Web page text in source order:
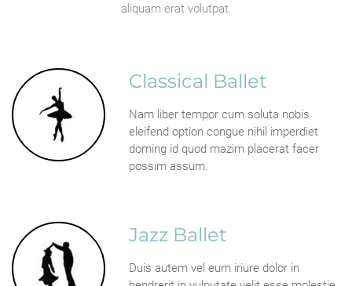
aliquam erat volutpat.
Classical Ballet
Nam liber tempor cum soluta nobis
eleifend option congue nihil imperdiet
doming id quod mazim placerat facer
possim assum.
Jazz Ballet
Duis autem vel eum iriure dolor in